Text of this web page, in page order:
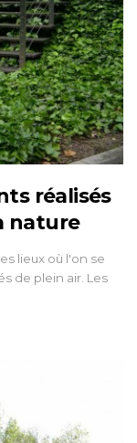
réalisés
nature
lieux où l'on se
de plein air. Les